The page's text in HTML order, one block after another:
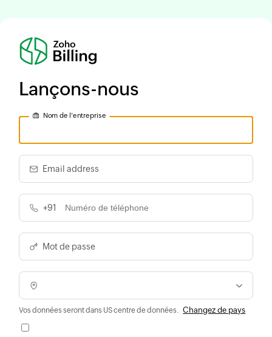
Lançons-nous
Nom de l'entreprise
Email address
+91
Mot de passe
Vos données seront dans US centre de données. Changez de pays